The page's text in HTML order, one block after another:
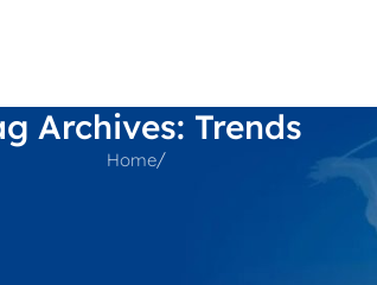
Archives: Trends
Home/